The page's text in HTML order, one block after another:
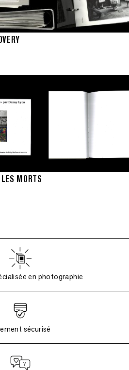
MORTS
en photographie
sécurisé